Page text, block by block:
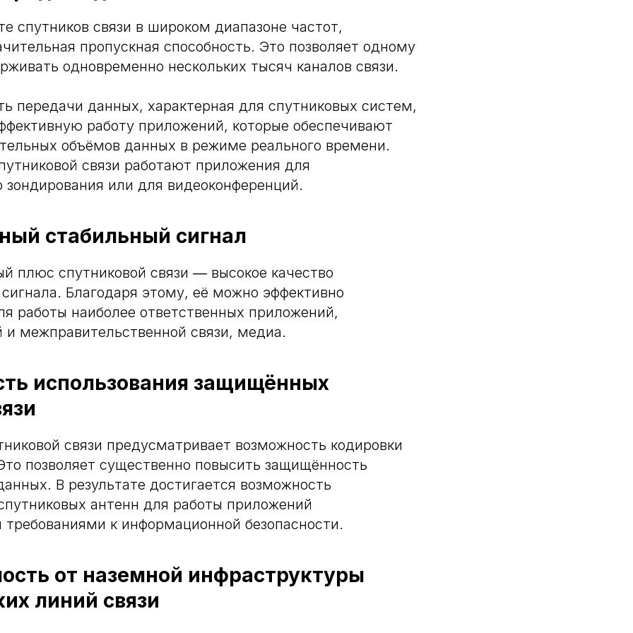
спутников связи в широком диапазоне частот,
пропускная способность. Это позволяет одному
одновременно нескольких тысяч каналов связи.
передачи данных, характерная для спутниковых систем,
работу приложений, которые обеспечивают
объёмов данных в режиме реального времени.
связи работают приложения для
зондирования или для видеоконференций.
стабильный сигнал
плюс спутниковой связи ― высокое качество
Благодаря этому, её можно эффективно
работы наиболее ответственных приложений,
межправительственной связи, медиа.
использования защищённых
связи предусматривает возможность кодировки
позволяет существенно повысить защищённость
В результате достигается возможность
антенн для работы приложений
к информационной безопасности.
от наземной инфраструктуры
линий связи